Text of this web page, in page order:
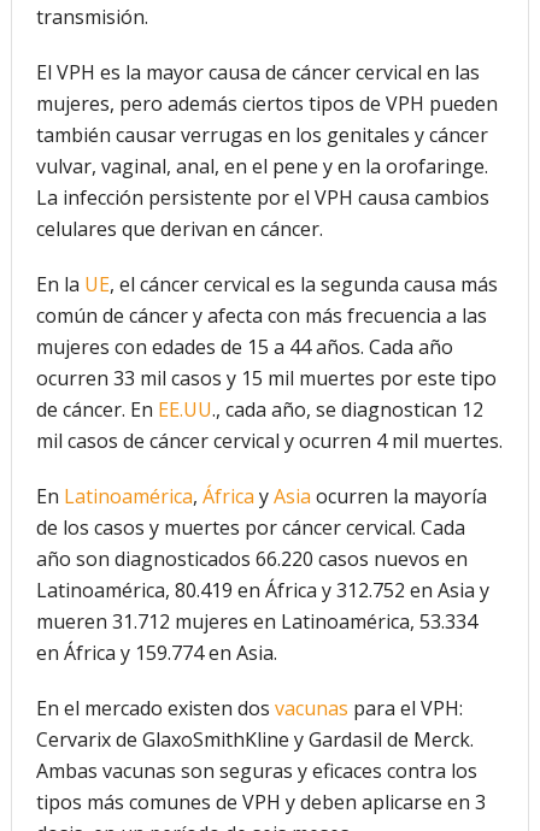
transmisión.
El VPH es la mayor causa de cáncer cervical en las
mujeres, pero además ciertos tipos de VPH pueden
también causar verrugas en los genitales y cáncer
vulvar, vaginal, anal, en el pene y en la orofaringe.
La infección persistente por el VPH causa cambios
celulares que derivan en cáncer.
En la UE, el cáncer cervical es la segunda causa más
común de cáncer y afecta con más frecuencia a las
mujeres con edades de 15 a 44 años. Cada año
ocurren 33 mil casos y 15 mil muertes por este tipo
de cáncer. En EE.UU., cada año, se diagnostican 12
mil casos de cáncer cervical y ocurren 4 mil muertes.
En Latinoamérica, África yAsia ocurren la mayoría
de los casos y muertes por cáncer cervical. Cada
año son diagnosticados 66.220 casos nuevos en
Latinoamérica, 80.419 en África y 312.752 en Asia y
mueren 31.712 mujeres en Latinoamérica, 53.334
en África y 159.774 en Asia.
En el mercado existen dos vacunas para el VPH:
Cervarix de GlaxoSmithKline y Gardasil de Merck.
Ambas vacunas son seguras y eficaces contra los
tipos más comunes de VPH y deben aplicarse en 3